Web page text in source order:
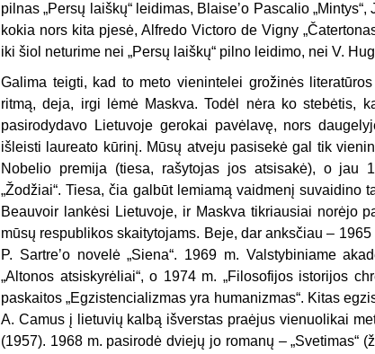
pilnas „Persų laiškų“ leidimas, Blaiseʼo Pascalio „Mintys“,
kokia nors kita pjesė, Alfredo Victoro de Vigny
iki šiol neturime nei „Persų laiškų“ pilno leidimo, nei V.
Galima teigti, kad to meto vienintelei grožinės
ritmą, deja, irgi lėmė Maskva. Todėl nėra ko stebėtis,
pasirodydavo Lietuvoje gerokai pavėlavę, nors
išleisti laureato kūrinį. Mūsų atveju pasisekė gal tik
Nobelio premija (tiesa, rašytojas jos atsisakė), o jau
„Žodžiai“. Tiesa, čia galbūt lemiamą vaidmenį suvaidino
Beauvoir lankėsi Lietuvoje, ir Maskva tikriausiai norėjo
mūsų respublikos skaitytojams. Beje, dar anksčiau –
P. Sartreʼo novelė „Siena“. 1969 m. Valstybiniame
„Altonos atsiskyrėliai“, o 1974 m. „Filosofijos istorijos
paskaitos „Egzistencializmas yra humanizmas“. Kitas
A. Camus į lietuvių kalbą išverstas praėjus vienuolikai
(1957). 1968 m. pasirodė dviejų jo romanų – „Svetimas“